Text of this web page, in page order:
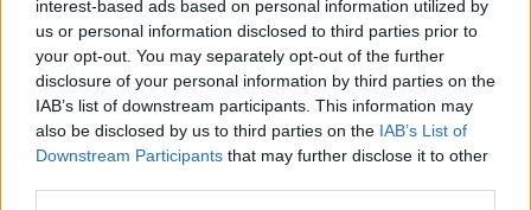
interest-based ads based on personal information utilized by
us or personal information disclosed to third parties prior to
your opt-out. You may separately opt-out of the further
disclosure of your personal information by third parties on the
IAB’s list of downstream participants. This information may
also be disclosed by us to third parties on the IAB’s List of
Downstream Participants that may further disclose it to other
“Po ngrihet një ministri
paralele e Shëndetësisë”/
Këlliçi: Projektligji i
shtatorit i hap rrugë
monopolit, SPAK të
ndërhyjë
Infermierja shqiptare në
Itali shpërthen në lot në
protestë: Pacientët
detyrohen të kërkojnë
kurim jashtë vendit